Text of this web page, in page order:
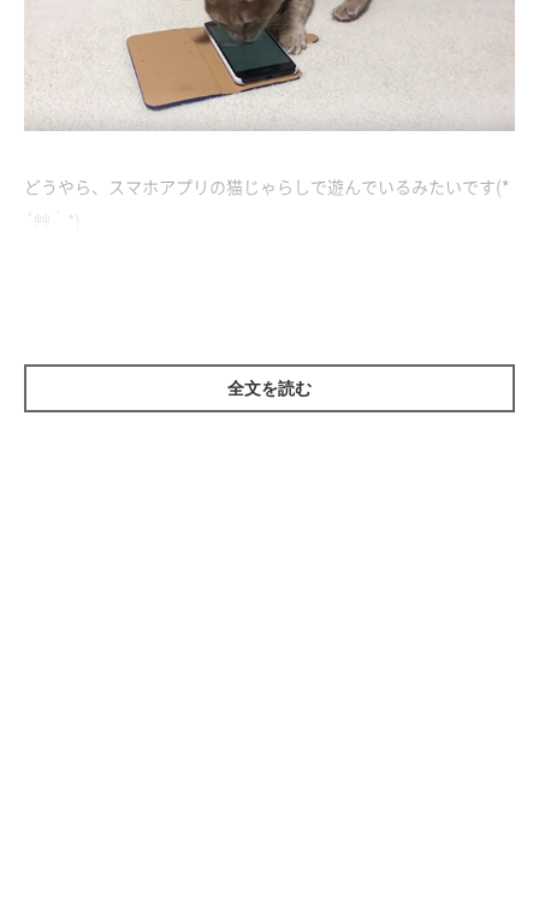
どうやら、スマホアプリの猫じゃらしで遊んでいるみたいです(*
´艸｀*)
全文を読む